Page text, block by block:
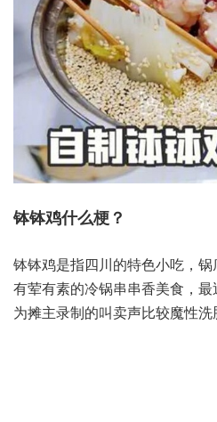
钵钵鸡什么梗？
钵钵鸡是指四川的特色小吃，
有荤有素的冷锅串串香美食，
为摊主录制的叫卖声比较魔性洗